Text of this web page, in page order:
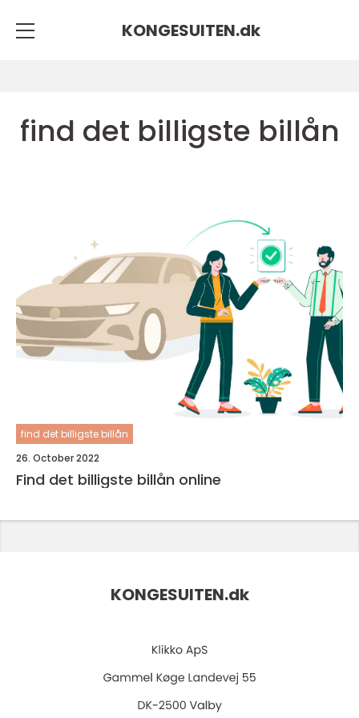
KONGESUITEN.dk
find det billigste billån
find det billigste billån
26. October 2022
Find det billigste billån online
KONGESUITEN.dk